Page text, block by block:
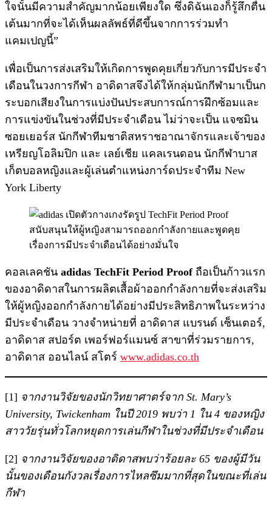
ใจนั้นมีความสำคัญมากน้อยเพียงใด ซึ่งดิฉันเองก็รู้สึกตื่น
เต้นมากที่จะได้เห็นผลลัพธ์ที่ดีขึ้นจากการร่วมทำ
แคมเปญนี้”
เพื่อเป็นการส่งเสริมให้เกิดการพูดคุยเกี่ยวกับการมีประจำ
เดือนในวงการกีฬา อาดิดาสจึงได้ให้กลุ่มนักกีฬามาเป็นก
ระบอกเสียงในการแบ่งปันประสบการณ์การฝึกซ้อมและ
การแข่งขันในช่วงที่มีประจำเดือน ไม่ว่าจะเป็น แจซมิน
ซอยเยอร์ส นักกีฬาทีมชาติสหราชอาณาจักรและเจ้าของ
เหรียญโอลิมปิก และ เลย์เชีย แคลเรนดอน นักกีฬาบาส
เก็ตบอลหญิงและผู้เล่นตำแหน่งการ์ดประจำทีม New
York Liberty
คอลเลคชัน adidas TechFit Period Proofถือเป็นก้าวแรก
ของอาดิดาสในการผลิตเสื้อผ้าออกกำลังกายที่จะส่งเสริม
ให้ผู้หญิงออกกำลังกายได้อย่างมีประสิทธิภาพในระหว่าง
มีประจำเดือน วางจำหน่ายที่ อาดิดาส แบรนด์ เซ็นเตอร์,
อาดิดาส สปอร์ต เพอร์ฟอร์แมนซ์ สาขาที่ร่วมรายการ,
อาดิดาส ออนไลน์ สโตร์ www.adidas.co.th
[1] จากงานวิจัยของนักวิทยาศาตร์จาก St. Mary’s
University, Twickenham ในปี 2019 พบว่า 1 ใน 4 ของหญิง
สาววัยรุ่นทั่วโลกหยุดการเล่นกีฬาในช่วงที่มีประจำเดือน
[2] จากงานวิจัยของอาดิดาสพบว่าร้อยละ 65 ของผู้มีวัน
นั้นของเดือนกังวลเรื่องการไหลซึมมากที่สุดในขณะที่เล่น
กีฬา